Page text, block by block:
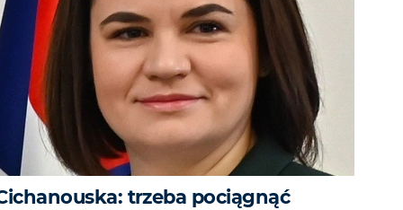
trzeba pociągnąć